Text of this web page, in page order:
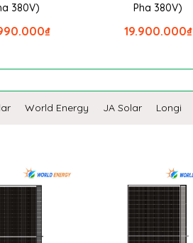
380V)
₫
Pha 380V)
₫
19.900.000
World Energy JA Solar Longi